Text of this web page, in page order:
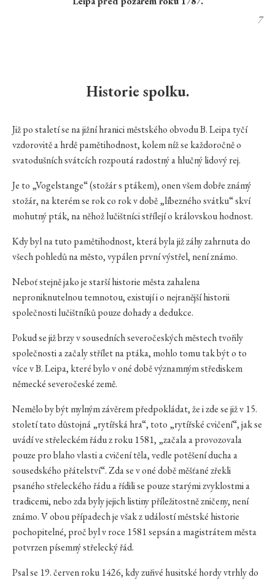
7
Historie spolku.
Již po staletí se na jižní hranici městského obvodu B. Leipa tyčí
vzdorovitě a hrdě pamětihodnost, kolem níž se každoročně o
svatodušních svátcích rozpoutá radostný a hlučný lidový rej.
Je to „Vogelstange“ (stožár s ptákem), onen všem dobře známý
stožár, na kterém se rok co rok v době „líbezného svátku“ skví
mohutný pták, na něhož lučištníci střílejí o královskou hodnost.
Kdy byl na tuto pamětihodnost, která byla již záhy zahrnuta do
všech pohledů na město, vypálen první výstřel, není známo.
Neboť stejně jako je starší historie města zahalena
neproniknutelnou temnotou, existují i o nejranější historii
společnosti lučištníků pouze dohady a dedukce.
Pokud se již brzy v sousedních severočeských městech tvořily
společnosti a začaly střílet na ptáka, mohlo tomu tak být o to
více v B. Leipa, které bylo v oné době významným střediskem
německé severočeské země.
Nemělo by být mylným závěrem předpokládat, že i zde se již v 15.
století tato důstojná „rytířská hra“, toto „rytířské cvičení“, jak se
uvádí ve střeleckém řádu z roku 1581, „začala a provozovala
pouze pro blaho vlasti a cvičení těla, vedle potěšení ducha a
sousedského přátelství“. Zda se v oné době měšťané zřekli
psaného střeleckého řádu a řídili se pouze starými zvyklostmi a
tradicemi, nebo zda byly jejich listiny příležitostně zničeny, není
známo. V obou případech je však z událostí městské historie
pochopitelné, proč byl v roce 1581 sepsán a magistrátem města
potvrzen písemný střelecký řád.
Psal se 19. červen roku 1426, kdy zuřivé husitské hordy vtrhly do